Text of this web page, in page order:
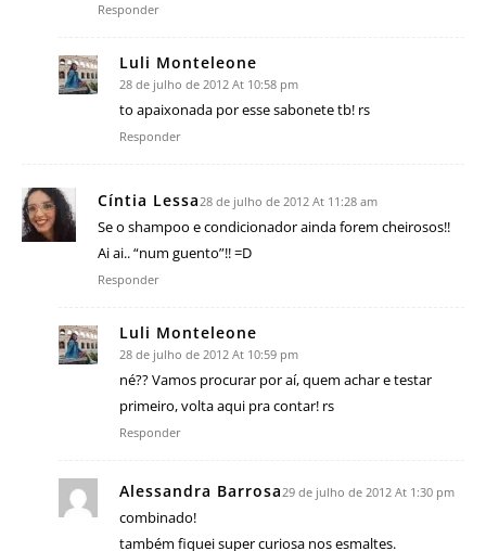
Responder
Luli Monteleone
28 de julho de 2012 At 10:58 pm
to apaixonada por esse sabonete tb! rs
Responder
Cíntia Lessa28 de julho de 2012 At 11:28 am
Se o shampoo e condicionador ainda forem cheirosos!!
Ai ai.. “num guento”!! =D
Responder
Luli Monteleone
28 de julho de 2012 At 10:59 pm
né?? Vamos procurar por aí, quem achar e testar
primeiro, volta aqui pra contar! rs
Responder
Alessandra Barrosa29 de julho de 2012 At 1:30 pm
combinado!
também fiquei super curiosa nos esmaltes.